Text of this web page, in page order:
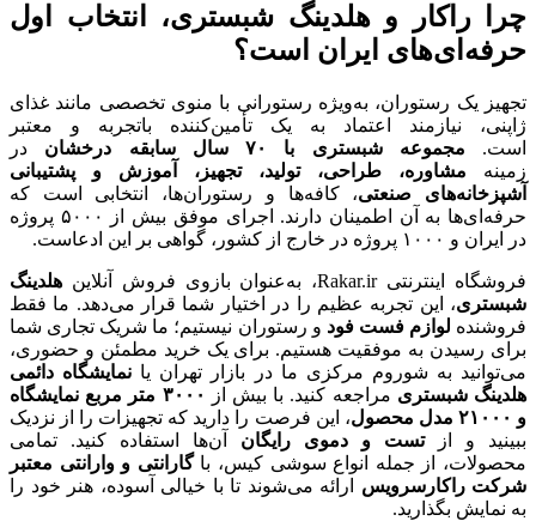
چرا راکار و هلدینگ شبستری، انتخاب اول
حرفه‌ای‌های ایران است؟
تجهیز یک رستوران، به‌ویژه رستورانی با منوی تخصصی مانند غذای
ژاپنی، نیازمند اعتماد به یک تأمین‌کننده باتجربه و معتبر
است. مجموعه شبستری با ۷۰ سال سابقه درخشان در
زمینه مشاوره، طراحی، تولید، تجهیز، آموزش و پشتیبانی
آشپزخانه‌های صنعتی، کافه‌ها و رستوران‌ها، انتخابی است که
حرفه‌ای‌ها به آن اطمینان دارند. اجرای موفق بیش از ۵۰۰۰ پروژه
در ایران و ۱۰۰۰ پروژه در خارج از کشور، گواهی بر این ادعاست.
فروشگاه اینترنتی Rakar.ir، به‌عنوان بازوی فروش آنلاین
هلدینگ
شبستری، این تجربه عظیم را در اختیار شما قرار می‌دهد. ما فقط
فروشنده لوازم فست فود و رستوران نیستیم؛ ما شریک تجاری شما
برای رسیدن به موفقیت هستیم. برای یک خرید مطمئن و حضوری،
می‌توانید به شوروم مرکزی ما در بازار تهران یا نمایشگاه دائمی
هلدینگ شبستری مراجعه کنید. با بیش از ۳۰۰۰ متر مربع نمایشگاه
و ۲۱۰۰۰ مدل محصول، این فرصت را دارید که تجهیزات را از نزدیک
ببینید و ازتست و دموی رایگان آن‌ها استفاده کنید. تمامی
محصولات، از جمله انواع سوشی کیس، باگارانتی و وارانتی معتبر
شرکت راکارسرویس ارائه می‌شوند تا با خیالی آسوده، هنر خود را
به نمایش بگذارید.